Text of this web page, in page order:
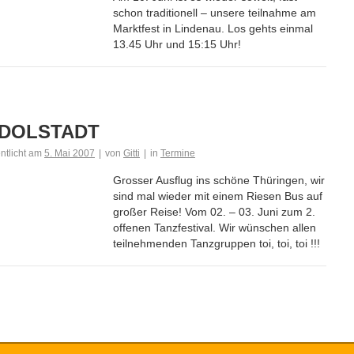
schon traditionell – unsere teilnahme am
Marktfest in Lindenau. Los gehts einmal
13.45 Uhr und 15:15 Uhr!
am 5. Mai 2007 von Gitti in Termine
Grosser Ausflug ins schöne Thüringen, wir
sind mal wieder mit einem Riesen Bus auf
großer Reise! Vom 02. – 03. Juni zum 2.
offenen Tanzfestival. Wir wünschen allen
teilnehmenden Tanzgruppen toi, toi, toi !!!